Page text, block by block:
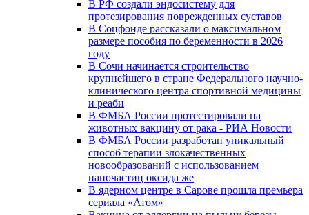
В РФ создали эндосистему для
протезирования поврежденных суставов
В Соцфонде рассказали о максимальном
размере пособия по беременности в 2026
году
В Сочи начинается строительство
крупнейшего в стране Федерального научно-
клинического центра спортивной медицины
и реаби
В ФМБА России протестировали на
животных вакцину от рака - РИА Новости
В ФМБА России разработан уникальный
способ терапии злокачественных
новообразований с использованием
наночастиц оксида же
В ядерном центре в Сарове прошла премьера
сериала «Атом»